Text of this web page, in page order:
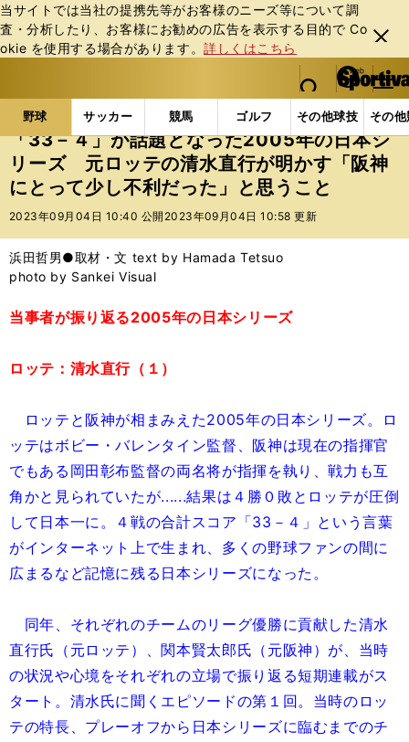
当サイトでは当社の提携先等がお客様のニーズ等について調
査・分析したり、お客様にお勧めの広告を表⽰する⽬的で Co
okie を使⽤する場合があります。詳しくはこちら
閉じ
る
web Sportiva (webスポルティーバ)
検索
マイペ
ー
ジ
メニュ
野球 サッカー 競馬 ゴルフ その他球技 その
b
ス
ポ
ル
テ
ー
バ
野球の記事一覧 プロ野球 「33－４」が話題となっ
「33－４」が話題となった2005年の日本シ
リーズ 元ロッテの清水直行が明かす「阪神
にとって少し不利だった」と思うこと
2023年09月04日 10:40 公開 2023年09月04日 10:58 更新
浜田哲男●取材・文 text by Hamada Tetsuo
photo by Sankei Visual
当事者が振り返る2005年の日本シリーズ
ロッテ：清水直行（１）
ロッテと阪神が相まみえた2005年の日本シリーズ。ロ
ッテはボビー・バレンタイン監督、阪神は現在の指揮官
でもある岡田彰布監督の両名将が指揮を執り、戦力も互
角かと見られていたが......結果は４勝０敗とロッテが圧倒
して日本一に。４戦の合計スコア「33－４」という言葉
がインターネット上で生まれ、多くの野球ファンの間に
広まるなど記憶に残る日本シリーズになった。
同年、それぞれのチームのリーグ優勝に貢献した清水
直行氏（元ロッテ）、関本賢太郎氏（元阪神）が、当時
の状況や心境をそれぞれの立場で振り返る短期連載がス
タート。清水氏に聞くエピソードの第１回。当時のロッ
テの特長、プレーオフから日本シリーズに臨むまでのチ